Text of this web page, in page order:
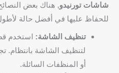
شاشات تورنيدو, هناك بعض
للحفاظ عليها في أفضل حالة
تنظيف الشاشة: استخدم
لتنظيف الشاشة بانتظام.
أو المنظفات السائلة.